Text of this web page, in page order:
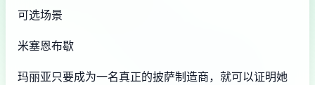
可选场景
米塞恩布歇
玛丽亚只要成为一名真正的披萨制造商，就可以证明她